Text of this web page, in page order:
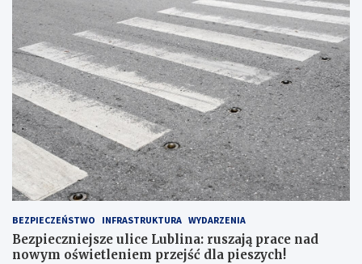
I
E
G
O
N
R
1
6
7
BEZPIECZEŃSTWO INFRASTRUKTURA WYDARZENIA
Bezpieczniejsze ulice Lublina: ruszają prace nad
nowym oświetleniem przejść dla pieszych!